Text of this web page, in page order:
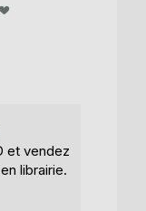
et vendez
librairie.